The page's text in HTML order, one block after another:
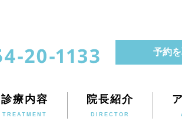
予約
診療内容
TREATMENT
院長紹介
DIRECTOR